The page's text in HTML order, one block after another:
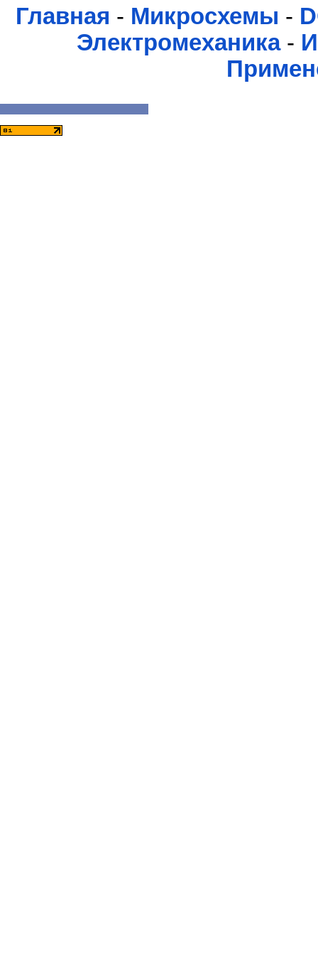
Главная - Микросхемы -
Электромеханика-